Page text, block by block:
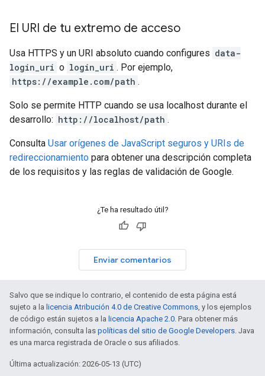
El URI de tu extremo de acceso
Usa HTTPS y un URI absoluto cuando configures data-
login_uri o login_uri . Por ejemplo,
https://example.com/path .
Solo se permite HTTP cuando se usa localhost durante el
desarrollo: http://localhost/path .
Consulta Usar orígenes de JavaScript seguros y URIs de
redireccionamiento para obtener una descripción completa
de los requisitos y las reglas de validación de Google.
¿Te ha resultado útil?
Enviar comentarios
Salvo que se indique lo contrario, el contenido de esta página está
sujeto a la licencia Atribución 4.0 de Creative Commons , y los ejemplos
de código están sujetos a la licencia Apache 2.0 . Para obtener más
información, consulta las políticas del sitio de Google Developers . Java
es una marca registrada de Oracle o sus afiliados.
Última actualización: 2026-05-13 (UTC)